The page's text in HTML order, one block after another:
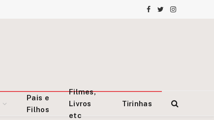
Facebook
TwitterInstagram
Pais e
Filhos
Filmes,
Livros
etc
Tirinhas